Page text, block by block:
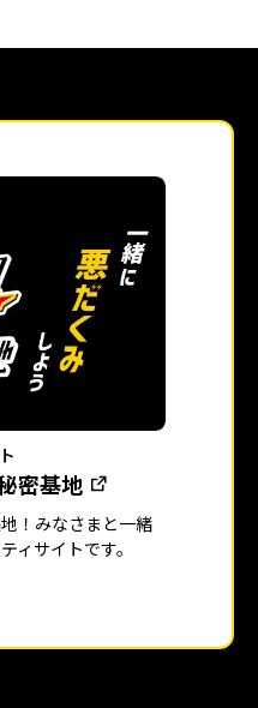
密基地
！みなさまと一緒
ィサイトです。